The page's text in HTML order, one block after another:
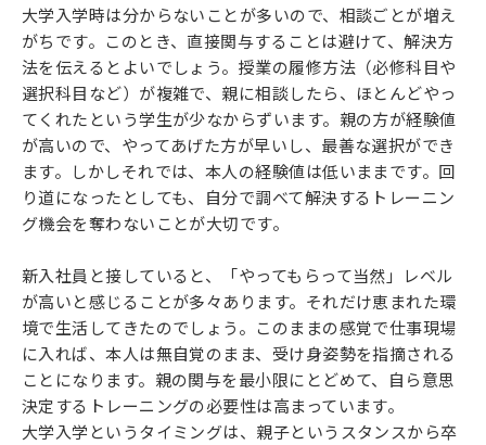
大学入学時は分からないことが多いので、相談ごとが増え
がちです。このとき、直接関与することは避けて、解決方
法を伝えるとよいでしょう。授業の履修方法（必修科目や
選択科目など）が複雑で、親に相談したら、ほとんどやっ
てくれたという学生が少なからずいます。親の方が経験値
が高いので、やってあげた方が早いし、最善な選択ができ
ます。しかしそれでは、本人の経験値は低いままです。回
り道になったとしても、自分で調べて解決するトレーニン
グ機会を奪わないことが大切です。
新入社員と接していると、「やってもらって当然」レベル
が高いと感じることが多々あります。それだけ恵まれた環
境で生活してきたのでしょう。このままの感覚で仕事現場
に入れば、本人は無自覚のまま、受け身姿勢を指摘される
ことになります。親の関与を最小限にとどめて、自ら意思
決定するトレーニングの必要性は高まっています。
大学入学というタイミングは、親子というスタンスから卒